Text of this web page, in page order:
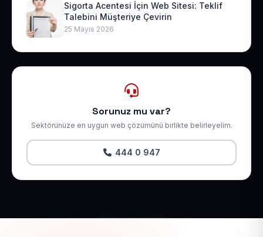
Sigorta Acentesi İçin Web Sitesi: Teklif
Talebini Müşteriye Çevirin
25 Mayıs 2026
Sorunuz mu var?
Sektörünüze en uygun web çözümünü birlikte belirleyelim.
444 0 947